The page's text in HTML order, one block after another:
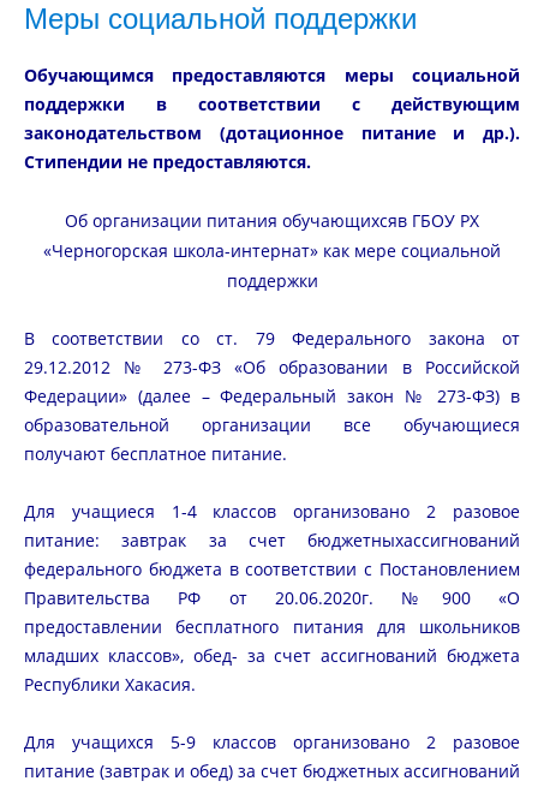
Меры социальной поддержки
Обучающимся предоставляются меры социальной
поддержки в соответствии с действующим
законодательством (дотационное питание и др.).
Стипендии не предоставляются.
Об организации питания обучающихсяв ГБОУ РХ
«Черногорская школа-интернат» как мере социальной
поддержки
В соответствии со ст. 79 Федерального закона от
29.12.2012 № 273-ФЗ «Об образовании в Российской
Федерации» (далее – Федеральный закон № 273-ФЗ) в
образовательной организации все обучающиеся
получают бесплатное питание.
Для учащиеся 1-4 классов организовано 2 разовое
питание: завтрак за счет бюджетныхассигнований
федерального бюджета в соответствии с Постановлением
Правительства РФ от 20.06.2020г. №900 «О
предоставлении бесплатного питания для школьников
младших классов», обед- за счет ассигнований бюджета
Республики Хакасия.
Для учащихся 5-9 классов организовано 2 разовое
питание (завтрак и обед) за счет бюджетных ассигнований